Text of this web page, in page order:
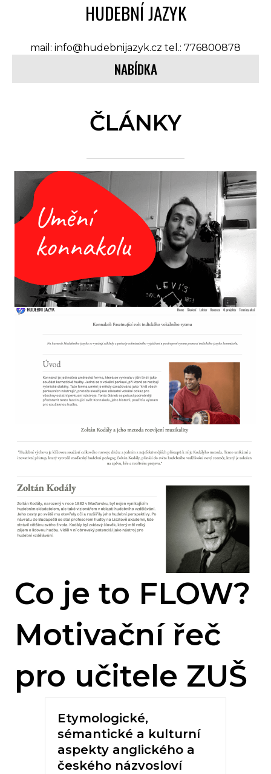
HUDEBNÍ JAZYK
mail: info@hudebnijazyk.cz tel.: 776800878
NABÍDKA
ČLÁNKY
Co je to FLOW?
Motivační řeč
pro učitele ZUŠ
Etymologické,
sémantické a kulturní
aspekty anglického a
českého názvosloví